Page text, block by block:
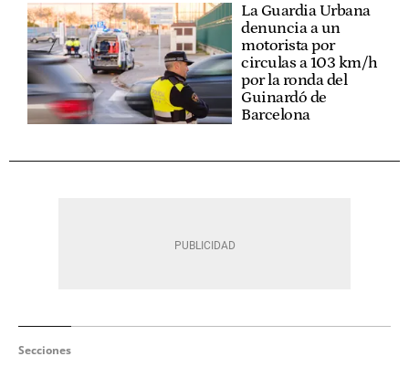
La Guardia Urbana
denuncia a un
motorista por
circulas a 103 km/h
por la ronda del
Guinardó de
Barcelona
Secciones